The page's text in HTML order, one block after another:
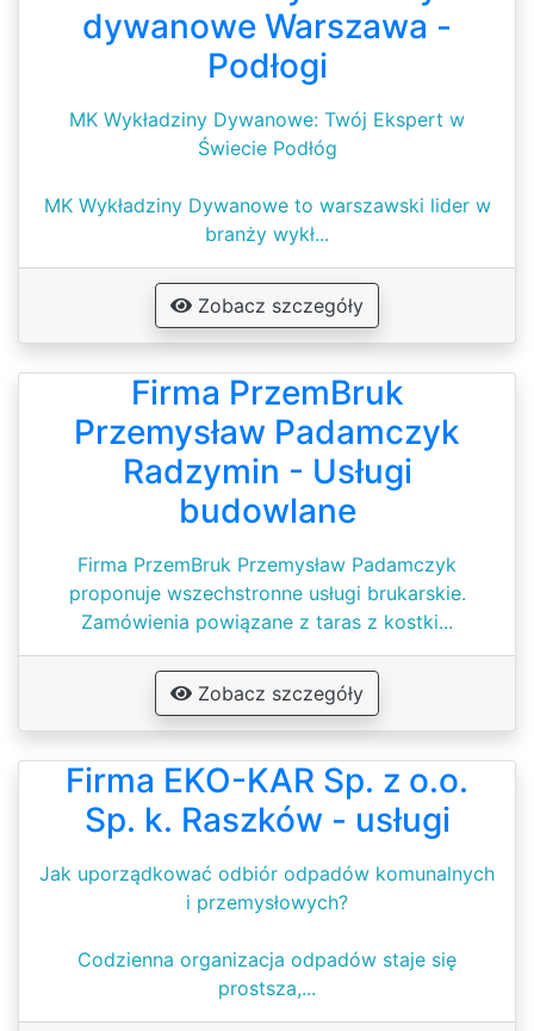
dywanowe Warszawa -
Podłogi
MK Wykładziny Dywanowe: Twój Ekspert w
Świecie Podłóg
MK Wykładziny Dywanowe to warszawski lider w
branży wykł...
Zobacz szczegóły
Firma PrzemBruk
Przemysław Padamczyk
Radzymin - Usługi
budowlane
Firma PrzemBruk Przemysław Padamczyk
proponuje wszechstronne usługi brukarskie.
Zamówienia powiązane z taras z kostki...
Zobacz szczegóły
Firma EKO-KAR Sp. z o.o.
Sp. k. Raszków - usługi
Jak uporządkować odbiór odpadów komunalnych
i przemysłowych?
Codzienna organizacja odpadów staje się
prostsza,...